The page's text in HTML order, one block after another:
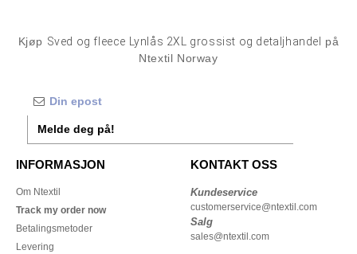
Kjøp Sved og fleece Lynlås 2XL grossist og detaljhandel
på
Ntextil Norway
Melde deg på!
INFORMASJON
Om Ntextil
Track my order now
Betalingsmetoder
Levering
KONTAKT OSS
Kundeservice
customerservice@ntextil.com
Salg
sales@ntextil.com